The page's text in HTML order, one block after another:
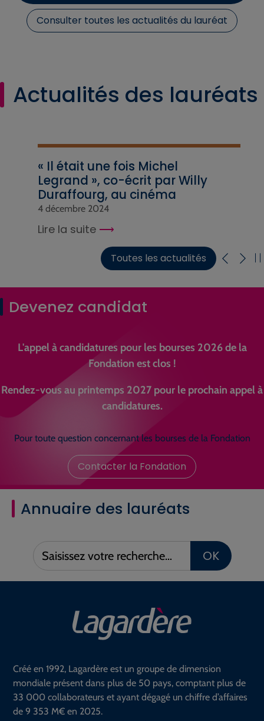
Consulter toutes les actualités du lauréat
Actualités des lauréats
« Il était une fois Michel
Legrand », co-écrit par Willy
Duraffourg, au cinéma
4 décembre 2024
Lire la suite
Toutes les actualités
Devenez candidat
L'appel à candidatures pour les bourses 2026 de la
Fondation est clos !
Rendez-vous au printemps 2027 pour le prochain appel à
candidatures.
Pour toute question concernant les bourses de la Fondation
Contacter la Fondation
Annuaire des lauréats
Saisissez
votre
OK
Créé en 1992, Lagardère est un groupe de dimension
mondiale présent dans plus de 50 pays, comptant plus de
33 000 collaborateurs et ayant dégagé un chiffre d’affaires
de 9 353 M€ en 2025.